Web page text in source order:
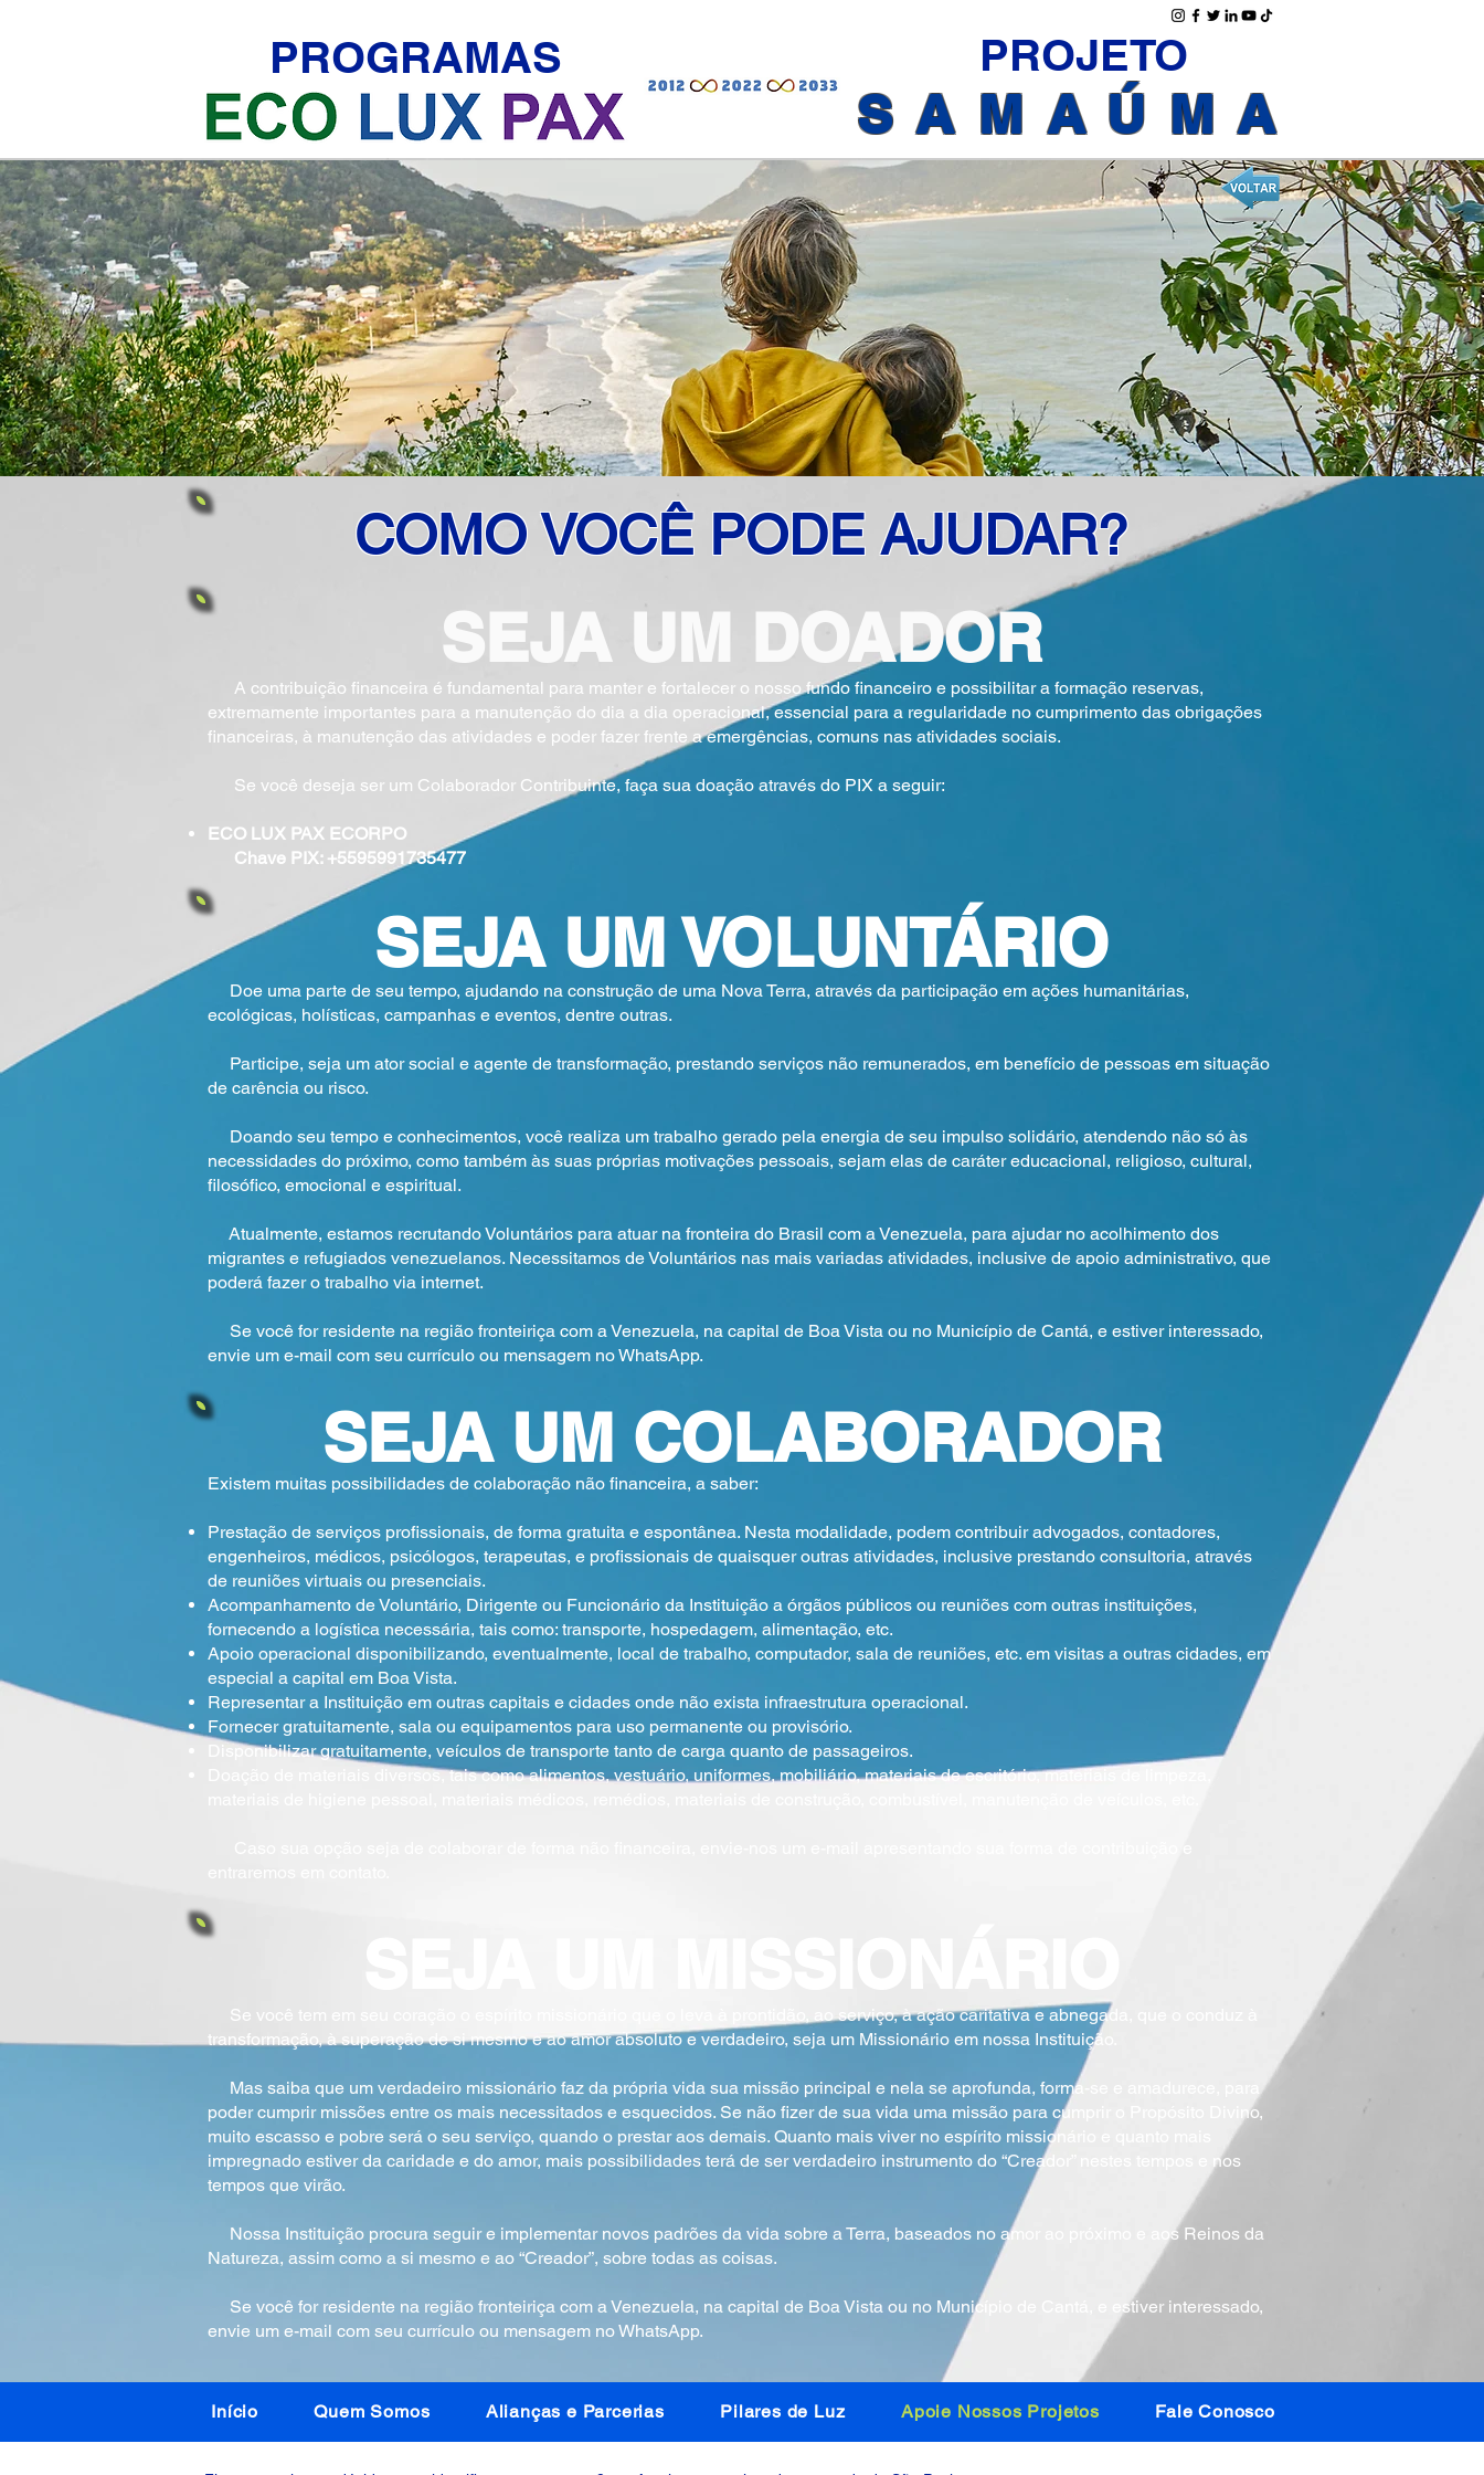
PROGRAMAS PROJETO
SAMAÚMA
COMO VOCÊ PODE AJUDAR?
SEJA UM DOADOR
A contribuição financeira é fundamental para manter e fortalecer o nosso fundo financeiro e possibilitar a formação reservas,
extremamente importantes para a manutenção do dia a dia operacional, essencial para a regularidade no cumprimento das obrigações
financeiras, à manutenção das atividades e poder fazer frente a emergências, comuns nas atividades sociais.
Se você deseja ser um Colaborador Contribuinte, faça sua doação através do PIX a seguir:
ECO LUX PAX ECORPO
Chave PIX: +5595991735477
SEJA UM VOLUNTÁRIO
Doe uma parte de seu tempo, ajudando na construção de uma Nova Terra, através da participação em ações humanitárias,
ecológicas, holísticas, campanhas e eventos, dentre outras.
Participe, seja um ator social e agente de transformação, prestando serviços não remunerados, em benefício de pessoas em situação
de carência ou risco.
Doando seu tempo e conhecimentos, você realiza um trabalho gerado pela energia de seu impulso solidário, atendendo não só às
necessidades do próximo, como também às suas próprias motivações pessoais, sejam elas de caráter educacional, religioso, cultural,
filosófico, emocional e espiritual.
Atualmente, estamos recrutando Voluntários para atuar na fronteira do Brasil com a Venezuela, para ajudar no acolhimento dos
migrantes e refugiados venezuelanos. Necessitamos de Voluntários nas mais variadas atividades, inclusive de apoio administrativo, que
poderá fazer o trabalho via internet.
Se você for residente na região fronteiriça com a Venezuela, na capital de Boa Vista ou no Município de Cantá, e estiver interessado,
envie um e-mail com seu currículo ou mensagem no WhatsApp.
SEJA UM COLABORADOR
Existem muitas possibilidades de colaboração não financeira, a saber:
Prestação de serviços profissionais, de forma gratuita e espontânea. Nesta modalidade, podem contribuir advogados, contadores,
engenheiros, médicos, psicólogos, terapeutas, e profissionais de quaisquer outras atividades, inclusive prestando consultoria, através
de reuniões virtuais ou presenciais.
Acompanhamento de Voluntário, Dirigente ou Funcionário da Instituição a órgãos públicos ou reuniões com outras instituições,
fornecendo a logística necessária, tais como: transporte, hospedagem, alimentação, etc.
Apoio operacional disponibilizando, eventualmente, local de trabalho, computador, sala de reuniões, etc. em visitas a outras cidades, em
especial a capital em Boa Vista.
Representar a Instituição em outras capitais e cidades onde não exista infraestrutura operacional.
Fornecer gratuitamente, sala ou equipamentos para uso permanente ou provisório.
Disponibilizar gratuitamente, veículos de transporte tanto de carga quanto de passageiros.
Doação de materiais diversos, tais como alimentos, vestuário, uniformes, mobiliário, materiais de escritório, materiais de limpeza,
Se você tem em seu coração o espírito missionário que o leva à prontidão, ao serviço, à ação caritativa e abnegada, que o conduz à
transformação, à superação de si mesmo e ao amor absoluto e verdadeiro, seja um Missionário em nossa Instituição.
Mas saiba que um verdadeiro missionário faz da própria vida sua missão principal e nela se aprofunda, forma-se e amadurece, para
poder cumprir missões entre os mais necessitados e esquecidos. Se não fizer de sua vida uma missão para cumprir o Propósito Divino,
muito escasso e pobre será o seu serviço, quando o prestar aos demais. Quanto mais viver no espírito missionário e quanto mais
impregnado estiver da caridade e do amor, mais possibilidades terá de ser verdadeiro instrumento do “Creador” nestes tempos e nos
tempos que virão.
Nossa Instituição procura seguir e implementar novos padrões da vida sobre a Terra, baseados no amor ao próximo e aos Reinos da
Natureza, assim como a si mesmo e ao “Creador”, sobre todas as coisas.
Se você for residente na região fronteiriça com a Venezuela, na capital de Boa Vista ou no Município de Cantá, e estiver interessado,
envie um e-mail com seu currículo ou mensagem no WhatsApp.
Início Quem Somos Alianças e Parcerias Pilares de Luz Apoie Nossos Projetos Fale Conosco